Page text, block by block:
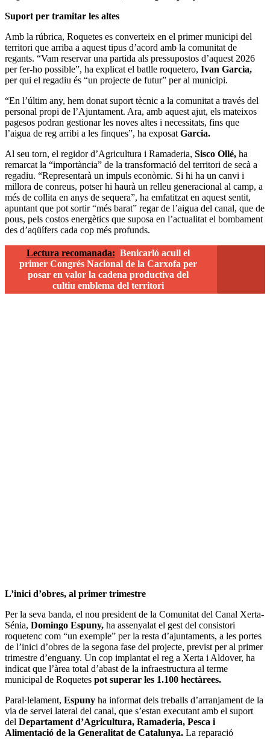
Suport per tramitar les altes
Amb la rúbrica, Roquetes es converteix en el primer municipi del
territori que arriba a aquest tipus d’acord amb la comunitat de
regants. “Vam reservar una partida als pressupostos d’aquest 2026
per fer-ho possible”, ha explicat el batlle roquetero, Ivan Garcia,
per qui el regadiu és “un projecte de futur” per al municipi.
“En l’últim any, hem donat suport tècnic a la comunitat a través del
personal propi de l’Ajuntament. Ara, amb aquest ajut, els mateixos
pagesos podran gestionar les noves altes i necessitats, fins que
l’aigua de reg arribi a les finques”, ha exposat Garcia.
Al seu torn, el regidor d’Agricultura i Ramaderia, Sisco Ollé, ha
remarcat la “importància” de la transformació del territori de secà a
regadiu. “Representarà un impuls econòmic. Si hi ha un canvi i
millora de conreus, potser hi haurà un relleu generacional al camp, a
més de collita en anys de sequera”, ha emfatitzat en aquest sentit,
apuntant que pot sortir “més barat” regar de l’aigua del canal, que de
pous, pels costos energètics que suposa en l’actualitat el bombament
des d’aqüífers cada cop més profunds.
Lectura recomanada: Benicarló acull el
primer Congrés Nacional de la Carxofa per
posar en valor la cadena productiva del
cultiu emblema del territori
L’inici d’obres, al primer trimestre
Per la seva banda, el nou president de la Comunitat del Canal Xerta-
Sénia, Domingo Espuny, ha assenyalat el gest del consistori
roquetenc com “un exemple” per la resta d’ajuntaments, a les portes
de l’inici d’obres de la segona fase del projecte, previst per al primer
trimestre d’enguany. Un cop implantat el reg a Xerta i Aldover, ha
indicat que l’àrea total d’abast de la infraestructura al terme
municipal de Roquetes pot superar les 1.100 hectàrees.
Paral·lelament, Espuny ha informat dels treballs d’arranjament de la
via de servei lateral del canal, que s’estan executant amb el suport
del Departament d’Agricultura, Ramaderia, Pesca i
Alimentació de la Generalitat de Catalunya. La reparació